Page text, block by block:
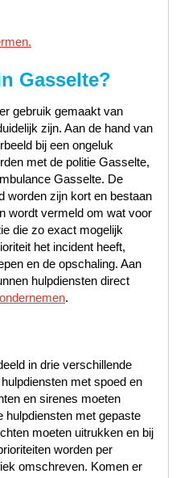
Gasselte?
gebruik gemaakt van
zijn. Aan de hand van
bij een ongeluk
met de politie Gasselte,
Gasselte. De
worden zijn kort en bestaan
wordt vermeld om wat voor
die zo exact mogelijk
het incident heeft,
en de opschaling. Aan
hulpdiensten direct
ondernemen.
in drie verschillende
met spoed en
en sirenes moeten
hulpdiensten met gepaste
moeten uitrukken en bij
worden per
omschreven. Komen er